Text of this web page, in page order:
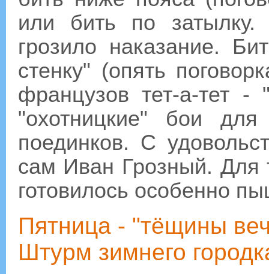
или бить по
грозило наказание.
стенку" (опять
французов тет-а-тет
"охотницкие" бои для
поединков. С
сам Иван Грозный. Для
готовилось особенно
Пятница - "тёщины
Штурм зимнего